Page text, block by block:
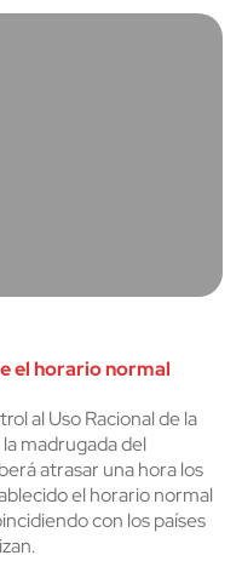
el horario normal
al Uso Racional de la
madrugada del
atrasar una hora los
el horario normal
con los países